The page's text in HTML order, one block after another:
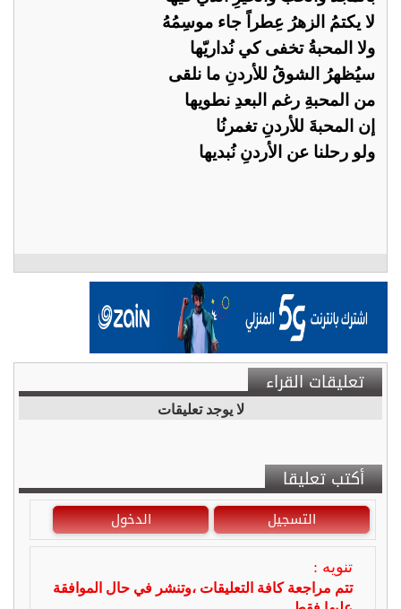
لا يكتمُ الزهرُ عِطراً جاء موسِمُهُ
ولا المحبةُ تخفى كي نُداريّها
سيُظهرُ الشوقُ للأردنِ ما نلقى
من المحبةِ رغم البعدِ نطويها
إن المحبةَ للأردنِ تغمرنُا
ولو رحلنا عن الأردنِ نُبديها
تعليقات القراء
لا يوجد تعليقات
أكتب تعليقا
التسجيل الدخول
تنويه :
تتم مراجعة كافة التعليقات ،وتنشر في حال الموافقة